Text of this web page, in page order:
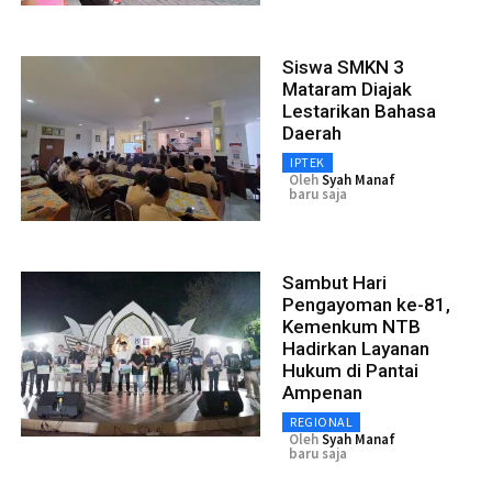
Siswa SMKN 3
Mataram Diajak
Lestarikan Bahasa
Daerah
IPTEK
OlehSyah Manaf
baru saja
Sambut Hari
Pengayoman ke-81,
Kemenkum NTB
Hadirkan Layanan
Hukum di Pantai
Ampenan
REGIONAL
OlehSyah Manaf
baru saja